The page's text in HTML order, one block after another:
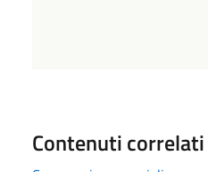
Contenuti correlati